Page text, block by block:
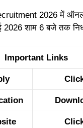
2026 में
शाम 6 बजे तक
Important Links